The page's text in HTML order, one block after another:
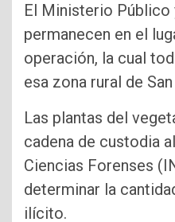
El Ministerio Público
permanecen en el
operación, la cual
esa zona rural de
Las plantas del
cadena de custodia
Ciencias Forenses
determinar la
ilícito.